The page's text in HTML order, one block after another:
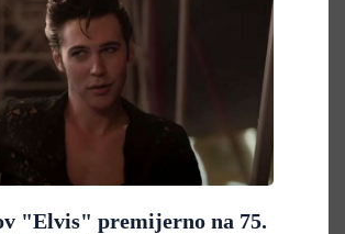
"Elvis" premijerno na 75.